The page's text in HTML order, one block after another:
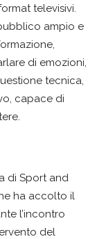
televisivi.
ampio e
di emozioni,
tecnica,
capace di
di Sport and
ha accolto il
l’incontro
del